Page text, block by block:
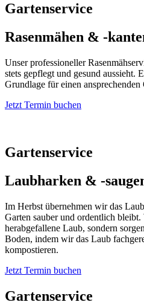
Gartenservice
Rasenmähen & -
Unser professioneller
stets gepflegt und gesund aussieht.
Grundlage für einen ansprechenden
Jetzt Termin buchen
Gartenservice
Laubharken & -
Im Herbst übernehmen wir das
Garten sauber und ordentlich
herabgefallene Laub, sondern
Boden, indem wir das Laub
kompostieren.
Jetzt Termin buchen
Gartenservice